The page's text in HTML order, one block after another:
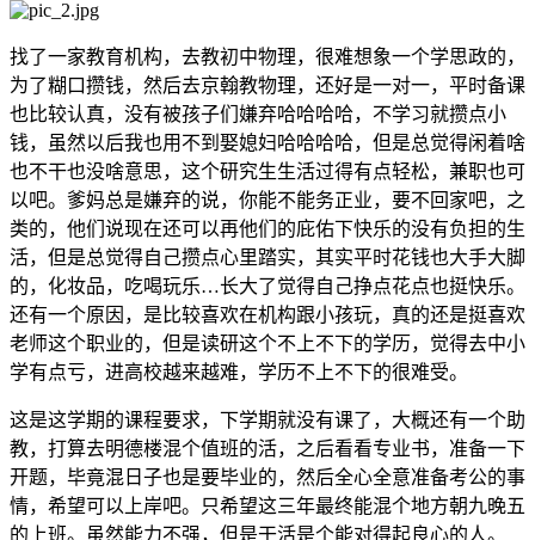
找了一家教育机构，去教初中物理，很难想象一个学思政的，
为了糊口攒钱，然后去京翰教物理，还好是一对一，平时备课
也比较认真，没有被孩子们嫌弃哈哈哈哈，不学习就攒点小
钱，虽然以后我也用不到娶媳妇哈哈哈哈，但是总觉得闲着啥
也不干也没啥意思，这个研究生生活过得有点轻松，兼职也可
以吧。爹妈总是嫌弃的说，你能不能务正业，要不回家吧，之
类的，他们说现在还可以再他们的庇佑下快乐的没有负担的生
活，但是总觉得自己攒点心里踏实，其实平时花钱也大手大脚
的，化妆品，吃喝玩乐…长大了觉得自己挣点花点也挺快乐。
还有一个原因，是比较喜欢在机构跟小孩玩，真的还是挺喜欢
老师这个职业的，但是读研这个不上不下的学历，觉得去中小
学有点亏，进高校越来越难，学历不上不下的很难受。
这是这学期的课程要求，下学期就没有课了，大概还有一个助
教，打算去明德楼混个值班的活，之后看看专业书，准备一下
开题，毕竟混日子也是要毕业的，然后全心全意准备考公的事
情，希望可以上岸吧。只希望这三年最终能混个地方朝九晚五
的上班。虽然能力不强，但是干活是个能对得起良心的人。